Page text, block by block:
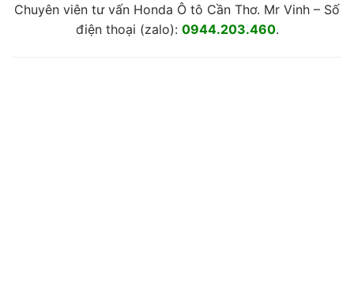
Chuyên viên tư vấn Honda Ô tô Cần Thơ. Mr Vinh – Số
điện thoại (zalo): 0944.203.460.